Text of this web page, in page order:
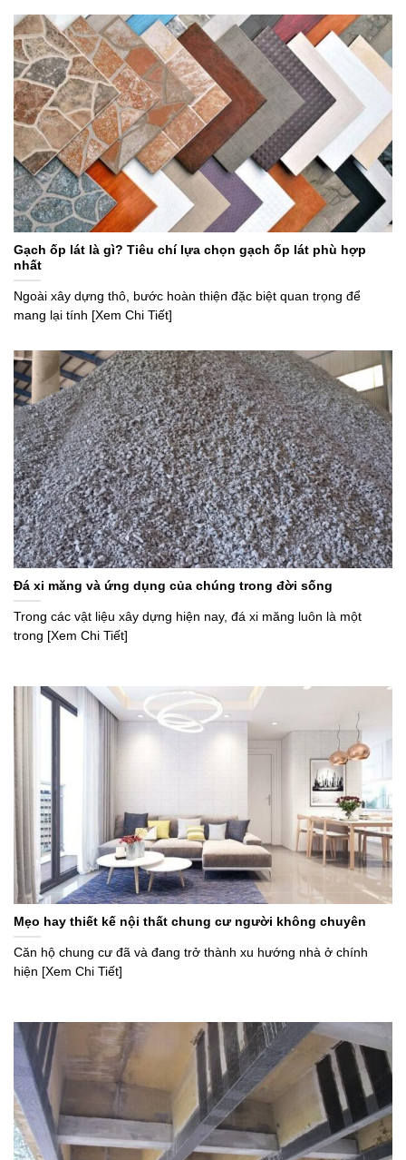
Gạch ốp lát là gì? Tiêu chí lựa chọn gạch ốp lát phù hợp
nhất
Ngoài xây dựng thô, bước hoàn thiện đặc biệt quan trọng để
mang lại tính [Xem Chi Tiết]
Đá xi măng và ứng dụng của chúng trong đời sống
Trong các vật liệu xây dựng hiện nay, đá xi măng luôn là một
trong [Xem Chi Tiết]
Mẹo hay thiết kế nội thất chung cư người không chuyên
Căn hộ chung cư đã và đang trở thành xu hướng nhà ở chính
hiện [Xem Chi Tiết]